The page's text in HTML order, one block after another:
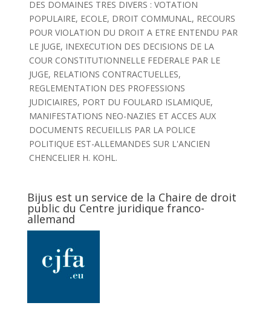
DES DOMAINES TRES DIVERS : VOTATION
POPULAIRE, ECOLE, DROIT COMMUNAL, RECOURS
POUR VIOLATION DU DROIT A ETRE ENTENDU PAR
LE JUGE, INEXECUTION DES DECISIONS DE LA
COUR CONSTITUTIONNELLE FEDERALE PAR LE
JUGE, RELATIONS CONTRACTUELLES,
REGLEMENTATION DES PROFESSIONS
JUDICIAIRES, PORT DU FOULARD ISLAMIQUE,
MANIFESTATIONS NEO-NAZIES ET ACCES AUX
DOCUMENTS RECUEILLIS PAR LA POLICE
POLITIQUE EST-ALLEMANDES SUR L'ANCIEN
CHENCELIER H. KOHL.
Bijus est un service de la Chaire de droit
public du Centre juridique franco-
allemand